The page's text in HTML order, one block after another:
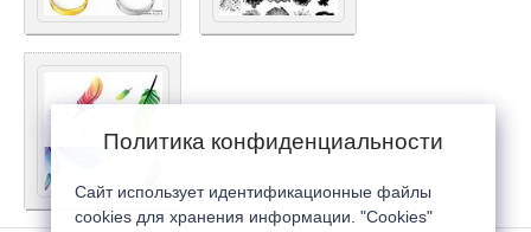
Политика конфиденциальности
Сайт использует идентификационные файлы
cookies для хранения информации. "Cookies"